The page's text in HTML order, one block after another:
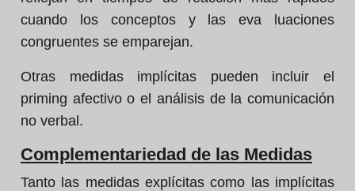
cuando los conceptos y las eva luaciones
congruentes se emparejan.
Otras medidas implícitas pueden incluir el
priming afectivo o el análisis de la comunicación
no verbal.
Complementariedad de las Medidas
Tanto las medidas explícitas como las implícitas